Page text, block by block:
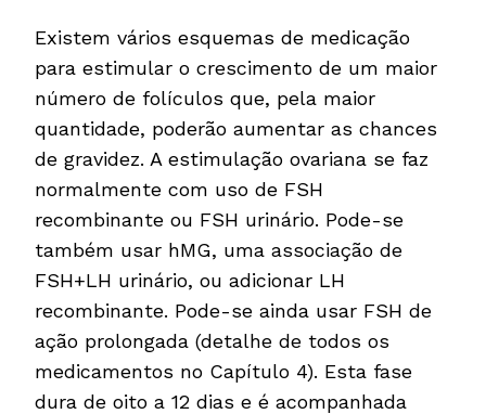
Existem vários esquemas de medicação
para estimular o crescimento de um maior
número de folículos que, pela maior
quantidade, poderão aumentar as chances
de gravidez. A estimulação ovariana se faz
normalmente com uso de FSH
recombinante ou FSH urinário. Pode-se
também usar hMG, uma associação de
FSH+LH urinário, ou adicionar LH
recombinante. Pode-se ainda usar FSH de
ação prolongada (detalhe de todos os
medicamentos no Capítulo 4). Esta fase
dura de oito a 12 dias e é acompanhada